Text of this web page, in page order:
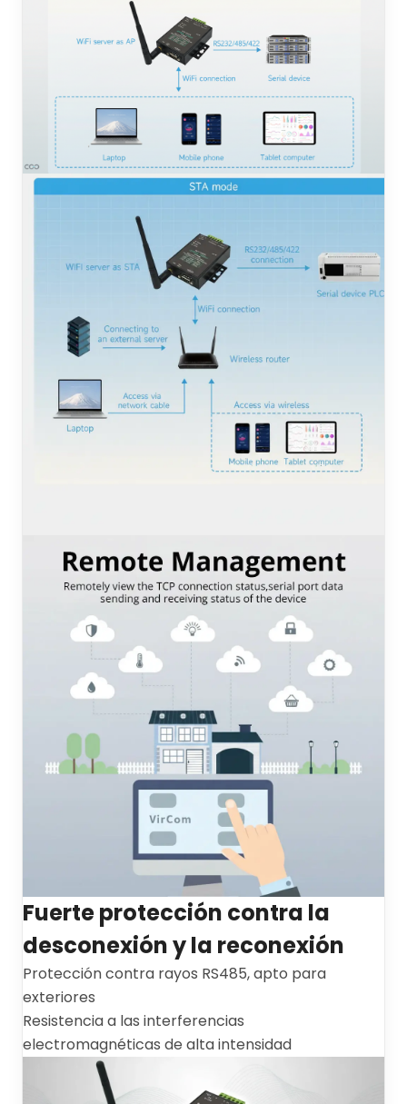
Fuerte protección contra la
desconexión y la reconexión
Protección contra rayos RS485, apto para
exteriores
Resistencia a las interferencias
electromagnéticas de alta intensidad